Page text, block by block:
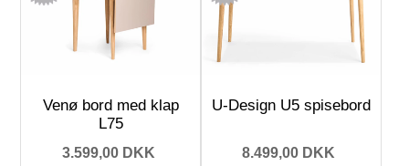
Venø bord med klap
L75
3.599,00 DKK
U-Design U5 spisebord
8.499,00 DKK